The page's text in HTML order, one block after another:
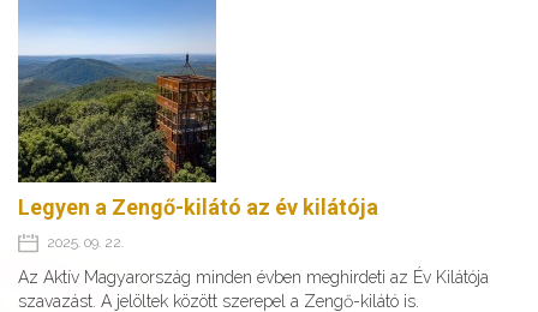
Legyen a Zengő-kilátó az év kilátója
2025. 09. 22.
Az Aktív Magyarország minden évben meghirdeti az Év Kilátója
szavazást. A jelöltek között szerepel a Zengő-kilátó is.